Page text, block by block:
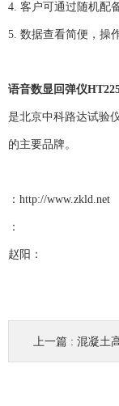
4. 客户可通过随机配
5. 数据查看简便，操
语音数显回弹仪
是北京中科路达试验
的主要品牌。
： http://www.zkld.net
：
赵阳：
上一篇 : 混凝土